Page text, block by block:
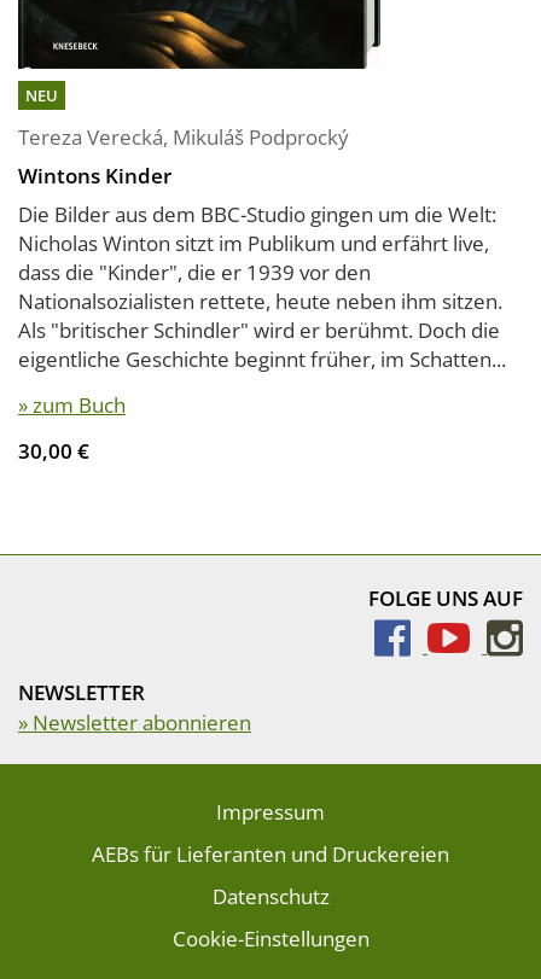
NEU
Tereza Verecká, Mikuláš Podprocký
Wintons Kinder
Die Bilder aus dem BBC-Studio gingen um die Welt:
Nicholas Winton sitzt im Publikum und erfährt live,
dass die "Kinder", die er 1939 vor den
Nationalsozialisten rettete, heute neben ihm sitzen.
Als "britischer Schindler" wird er berühmt. Doch die
eigentliche Geschichte beginnt früher, im Schatten...
» zum Buch
30,00 €
FOLGE UNS AUF
NEWSLETTER
» Newsletter abonnieren
Impressum
AEBs für Lieferanten und Druckereien
Datenschutz
Cookie-Einstellungen